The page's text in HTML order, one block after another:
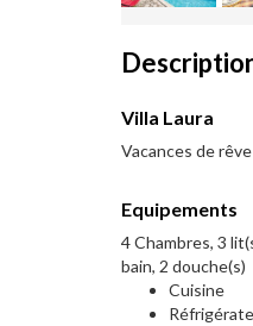
Villa Laura
Vacances de
Equipements
4 Chambres, 3
bain, 2 douche(s)
Cuisine